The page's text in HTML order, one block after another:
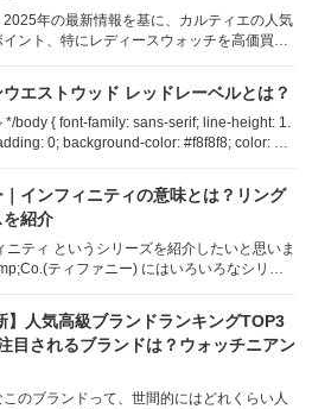
2025年の最新情報を基に、カルティエの人気
ント、特にレディースウォッチを高価買取
ます。 /* === 共通CSS (色設定調
整) === */ body { ...エストウッド レッドレーベルとは？
*/body { font-family: sans-serif; line-height: 1.
0; background-color: #f8f8f8; color: #3
インフィニティの意味とは？リング
紹介
ニティ というシリーズを紹介したいと思いま
と思います。 永遠の絆、エネルギー
とされているインフィ...
】人気高級ブランドランキングTOP3
目されるブランドは？ウォッチニアン
このブランドって、世間的にはどれくらい人